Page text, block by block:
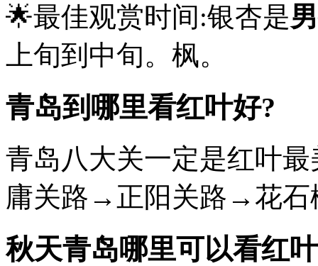
🌟最佳观赏时间:银杏是
上旬到中旬。枫。
青岛到哪里看红叶好?
青岛八大关一定是红叶
庸关路→正阳关路→花石
秋天青岛哪里可以看红